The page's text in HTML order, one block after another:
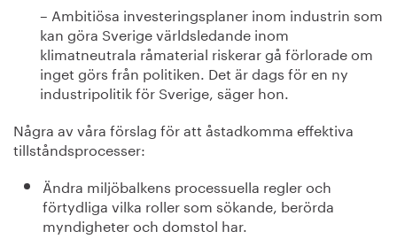
– Ambitiösa investeringsplaner inom industrin som
kan göra Sverige världsledande inom
klimatneutrala råmaterial riskerar gå förlorade om
inget görs från politiken. Det är dags för en ny
industripolitik för Sverige, säger hon.
Några av våra förslag för att åstadkomma effektiva
tillståndsprocesser:
Ändra miljöbalkens processuella regler och
förtydliga vilka roller som sökande, berörda
myndigheter och domstol har.